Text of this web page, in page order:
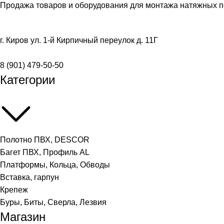
Продажа товаров и оборудования для монтажа натяжных
г. Киров ул. 1-й Кирпичный переулок д. 11Г
8 (901) 479-50-50
Категории
Полотно ПВХ, DESCOR
Багет ПВХ, Профиль AL
Платформы, Кольца, Обводы
Вставка, гарпун
Крепеж
Буры, Биты, Сверла, Лезвия
Магазин